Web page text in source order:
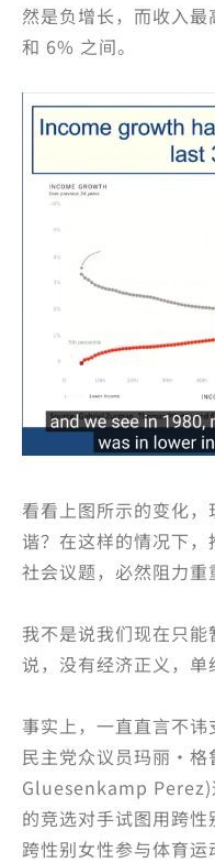
然是负增长，而收入
和 6% 之间。
看看上图所示的变化
谐？在这样的情况下
社会议题，必然阻力重
我不是说我们现在只
说，没有经济正义，单
事实上，一直直言不
民主党众议员玛丽·
Gluesenkamp Perez)
的竞选对手试图用跨
跨性别女性参与体育